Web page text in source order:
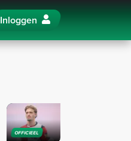
Inloggen
OFFICIEEL